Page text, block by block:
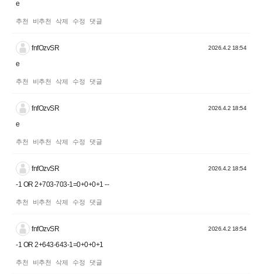
e
추천 비추천 삭제 수정 댓글
fnfOzvSR 2026.4.2 18:54
e
추천 비추천 삭제 수정 댓글
fnfOzvSR 2026.4.2 18:54
e
추천 비추천 삭제 수정 댓글
fnfOzvSR 2026.4.2 18:54
-1 OR 2+703-703-1=0+0+0+1 --
추천 비추천 삭제 수정 댓글
fnfOzvSR 2026.4.2 18:54
-1 OR 2+643-643-1=0+0+0+1
추천 비추천 삭제 수정 댓글